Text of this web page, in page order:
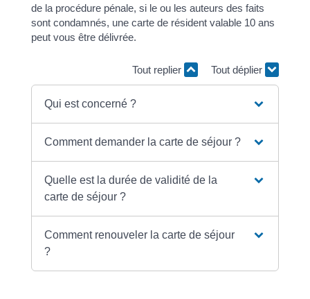
de la procédure pénale, si le ou les auteurs des faits
sont condamnés, une carte de résident valable 10 ans
peut vous être délivrée.
Tout replier Tout déplier
Qui est concerné ?
Comment demander la carte de séjour ?
Quelle est la durée de validité de la
carte de séjour ?
Comment renouveler la carte de séjour
?